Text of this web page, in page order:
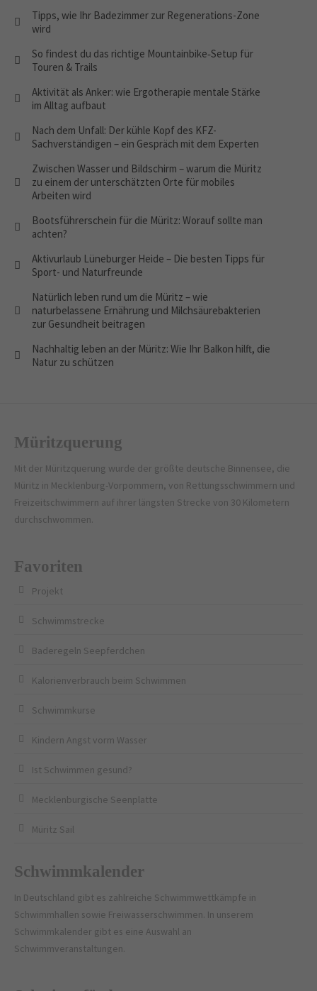
Tipps, wie Ihr Badezimmer zur Regenerations-Zone
wird
So findest du das richtige Mountainbike‑Setup für
Touren & Trails
Aktivität als Anker: wie Ergotherapie mentale Stärke
im Alltag aufbaut
Nach dem Unfall: Der kühle Kopf des KFZ-
Sachverständigen – ein Gespräch mit dem Experten
Zwischen Wasser und Bildschirm – warum die Müritz
zu einem der unterschätzten Orte für mobiles
Arbeiten wird
Bootsführerschein für die Müritz: Worauf sollte man
achten?
Aktivurlaub Lüneburger Heide – Die besten Tipps für
Sport- und Naturfreunde
Natürlich leben rund um die Müritz – wie
naturbelassene Ernährung und Milchsäurebakterien
zur Gesundheit beitragen
Nachhaltig leben an der Müritz: Wie Ihr Balkon hilft, die
Natur zu schützen
Müritzquerung
Mit der Müritzquerung wurde der größte deutsche Binnensee, die
Müritz in Mecklenburg-Vorpommern, von Rettungsschwimmern und
Freizeitschwimmern auf ihrer längsten Strecke von 30 Kilometern
durchschwommen.
Favoriten
Projekt
Schwimmstrecke
Baderegeln Seepferdchen
Kalorienverbrauch beim Schwimmen
Schwimmkurse
Kindern Angst vorm Wasser
Ist Schwimmen gesund?
Mecklenburgische Seenplatte
Müritz Sail
Schwimmkalender
In Deutschland gibt es zahlreiche Schwimmwettkämpfe in
Schwimmhallen sowie Freiwasserschwimmen. In unserem
Schwimmkalender gibt es eine Auswahl an
Schwimmveranstaltungen.